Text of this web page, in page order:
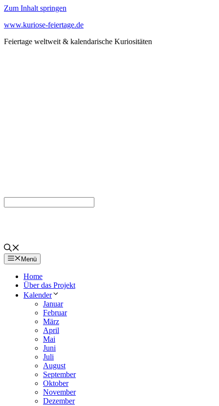
Zum Inhalt springen
www.kuriose-feiertage.de
Feiertage weltweit & kalendarische Kuriositäten
Menü
Home
Über das Projekt
Kalender
Januar
Februar
März
April
Mai
Juni
Juli
August
September
Oktober
November
Dezember